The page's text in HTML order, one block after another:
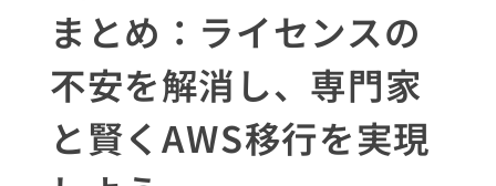
まとめ：ライセンスの
不安を解消し、専門家
と賢くAWS移行を実現